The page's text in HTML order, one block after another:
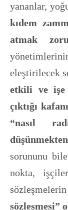
yananlar,
kıdem
atmak
eleştirilecek
etkili ve işe
çıktığı
“nasıl
düşünmekten
sorununu
nokta,
sözleşmesi”